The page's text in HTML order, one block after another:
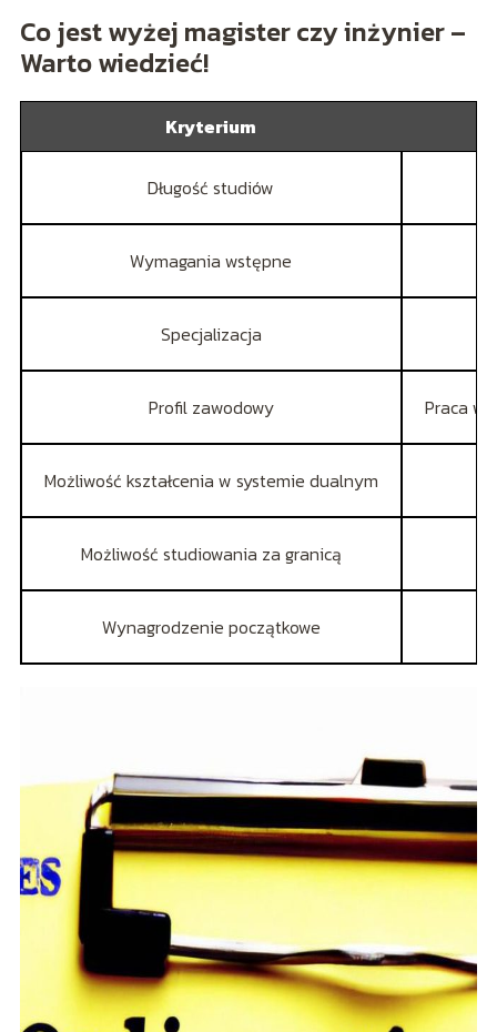
Co jest wyżej magister czy inżynier –
Warto wiedzieć!
Kryterium
Długość studiów
Wymagania wstępne
Specjalizacja
Profil zawodowy Praca w
Możliwość kształcenia w systemie dualnym
Możliwość studiowania za granicą
Wynagrodzenie początkowe